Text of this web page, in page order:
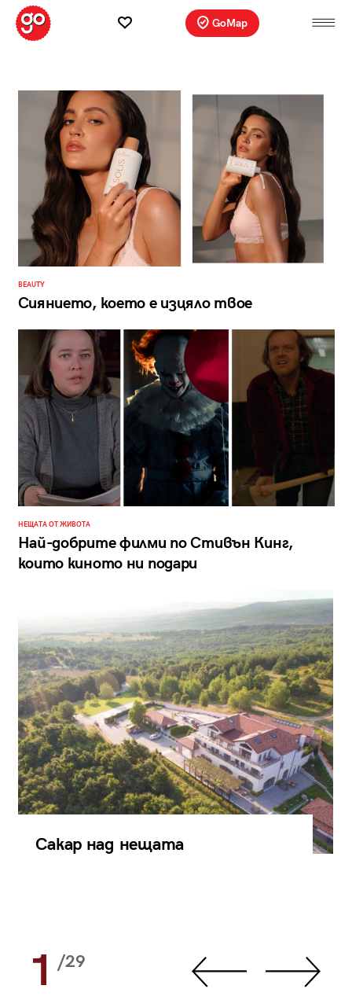
GoMap
BEAUTY
Сиянието, което е изцяло твое
НЕЩАТА ОТ ЖИВОТА
Най-добрите филми по Стивън Кинг,
които киното ни подари
Сакар над нещата
1 /29